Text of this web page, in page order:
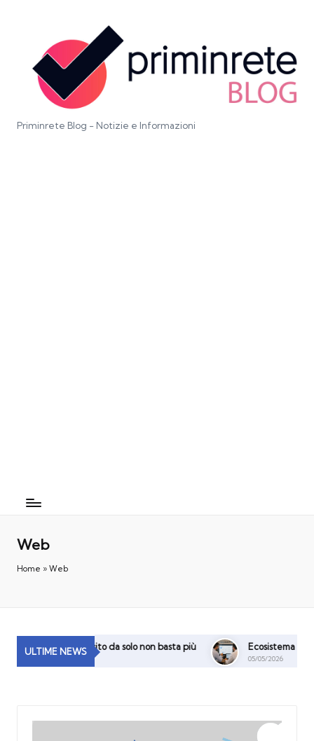
Priminrete Blog - Notizie e Informazioni
Web
Home » Web
ULTIME NEWS
perché un sito da solo non basta più Ecosistema Digitale,
05/05/2026